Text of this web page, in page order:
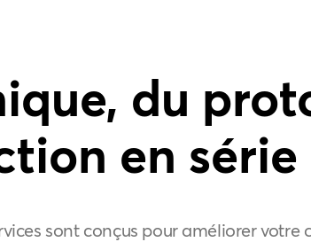
du
en série
sont conçus pour améliorer